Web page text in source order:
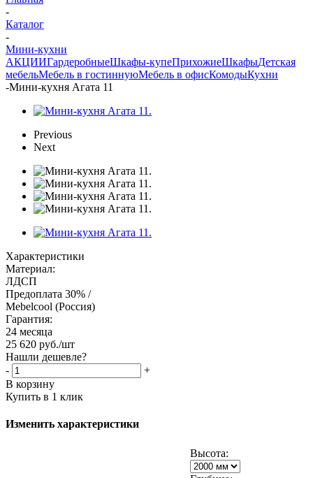
-
Каталог
-
Мини-кухни
АКЦИИГардеробныеШкафы-купеПрихожиеШкафыДетская
мебельМебель в гостиннуюМебель в офисКомодыКухни
-Мини-кухня Агата 11
Previous
Next
Характеристики
Материал:
ЛДСП
Предоплата 30% /
Mebelcool (Россия)
Гарантия:
24 месяца
25 620 руб./шт
Нашли дешевле?
-
+
В корзину
Купить в 1 клик
Изменить характеристики
Высота: